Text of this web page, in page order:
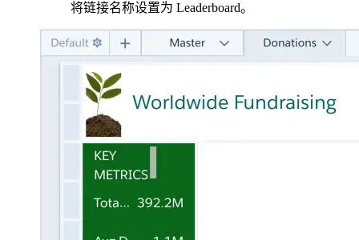
将链接名称设置为 Leaderboard。